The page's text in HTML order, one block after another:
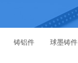
铸铝件 球墨铸件